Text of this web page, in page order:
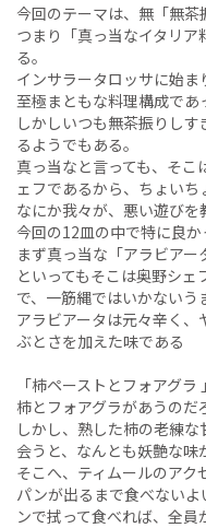
今回のテーマは、無「無茶
つまり「真っ当なイタリ
る。
インサラータロッサに始ま
至極まともな料理構成であ
しかしいつも無茶振りし
るようでもある。
真っ当なと言っても、そこ
ェフであるから、ちょいち
なにか我々が、悪い遊びを
今回の12皿の中で特に良か
まず真っ当な「アラビアー
といってもそこは奥野シ
で、一筋縄ではいかないう
アラビアータは元々辛く
ぶとさを加えた味である
「柿ペーストとフォアグラ
柿とフォアグラがあうのだ
しかし、熟した柿の老練
会うと、なんとも妖艶な味
そこへ、ティムールのアク
パンが出るまで食べない
ンで拭って食べれば、全員